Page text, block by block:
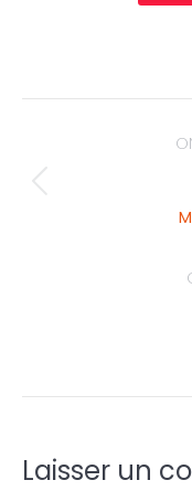
Laisser un